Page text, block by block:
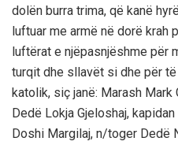
dolën burra trima, që kanë
luftuar me armë në dorë krah
luftërat e njëpasnjëshme për
turqit dhe sllavët si dhe për
katolik, siç janë: Marash Mark
Dedë Lokja Gjeloshaj,
Doshi Margilaj, n/toger Dedë